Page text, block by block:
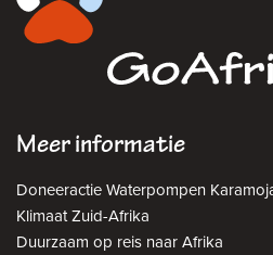
Meer informatie
Doneeractie Waterpompen
Klimaat Zuid-Afrika
Duurzaam op reis naar Afrika